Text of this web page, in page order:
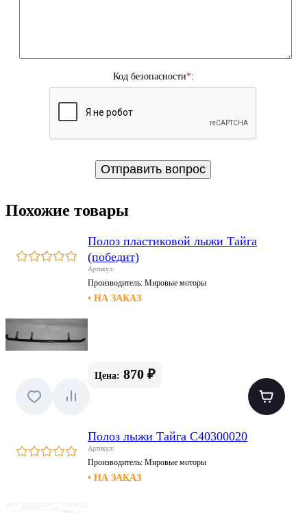
Код безопасности*:
Похожие товары
Полоз пластиковой лыжи Тайга
(победит)
Артикул:
Производитель: Мировые моторы
• НА ЗАКАЗ
Цена: 870 ₽
Полоз лыжи Тайга С40300020
Артикул:
Производитель: Мировые моторы
• НА ЗАКАЗ